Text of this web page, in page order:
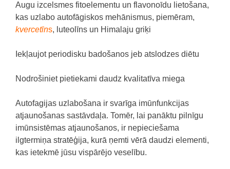
Augu izcelsmes fitoelementu un flavonoīdu lietošana,
kas uzlabo autofāgiskos mehānismus, piemēram,
kvercetīns, luteolīns un Himalaju griķi
Iekļaujot periodisku badošanos jeb atslodzes diētu
Nodrošiniet pietiekami daudz kvalitatīva miega
Autofagijas uzlabošana ir svarīga imūnfunkcijas
atjaunošanas sastāvdaļa. Tomēr, lai panāktu pilnīgu
imūnsistēmas atjaunošanos, ir nepieciešama
ilgtermiņa stratēģija, kurā ņemti vērā daudzi elementi,
kas ietekmē jūsu vispārējo veselību.